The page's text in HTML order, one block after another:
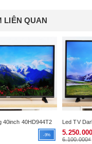
LIÊN QUAN
40inch 40HD944T2
-9%
Led TV
6.100.000₫